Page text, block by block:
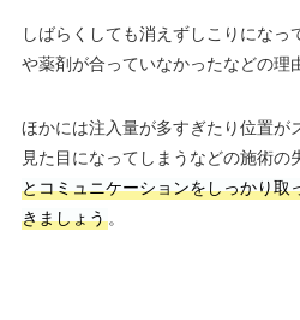
しばらくしても消えずしこりにな
や薬剤が合っていなかったなどの理
ほかには注入量が多すぎたり位置が
見た目になってしまうなどの施術の
とコミュニケーションをしっかり取
きましょう。